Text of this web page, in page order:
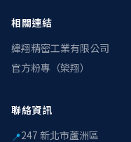
相關連結
緯翔精密工業有限公司
官方粉專（榮翔）
聯絡資訊
📍247 新北市蘆洲區